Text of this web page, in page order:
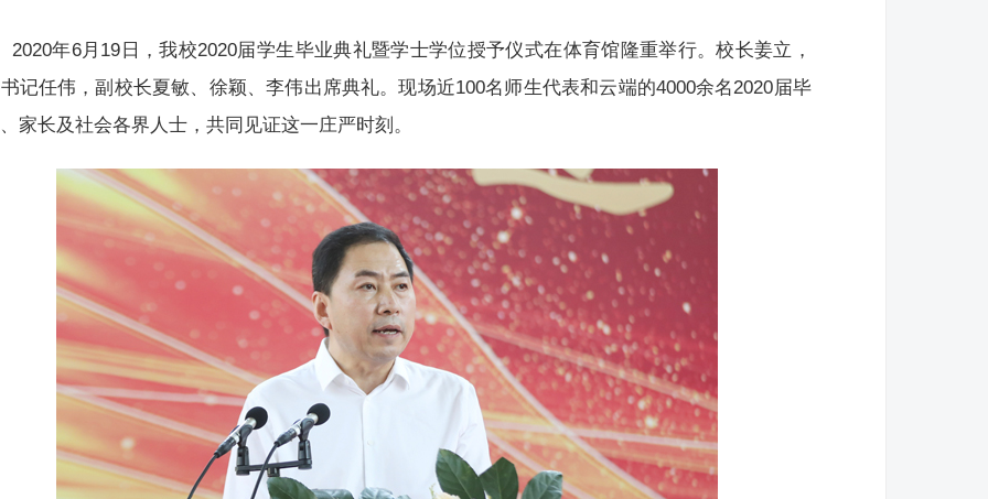
2020年6月19日，我校2020届学生毕业典礼暨学士学位授予仪式在体育馆隆重举行。校长姜立，
记任伟，副校长夏敏、徐颖、李伟出席典礼。现场近100名师生代表和云端的4000余名2020届毕
家长及社会各界人士，共同见证这一庄严时刻。